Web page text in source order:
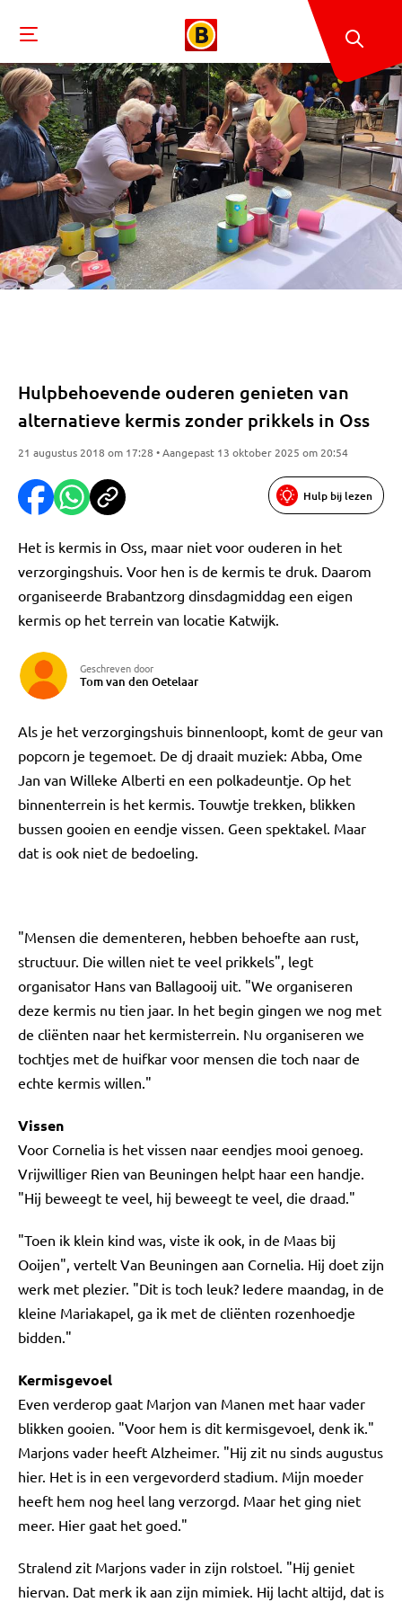
Hulpbehoevende ouderen genieten van
alternatieve kermis zonder prikkels in Oss
21 augustus 2018 om 17:28 • Aangepast 13 oktober 2025 om 20:54
Hulp bij lezen
Het is kermis in Oss, maar niet voor ouderen in het
verzorgingshuis. Voor hen is de kermis te druk. Daarom
organiseerde Brabantzorg dinsdagmiddag een eigen
kermis op het terrein van locatie Katwijk.
Geschreven door
Tom van den Oetelaar
Als je het verzorgingshuis binnenloopt, komt de geur van
popcorn je tegemoet. De dj draait muziek: Abba, Ome
Jan van Willeke Alberti en een polkadeuntje. Op het
binnenterrein is het kermis. Touwtje trekken, blikken
bussen gooien en eendje vissen. Geen spektakel. Maar
dat is ook niet de bedoeling.
"Mensen die dementeren, hebben behoefte aan rust,
structuur. Die willen niet te veel prikkels", legt
organisator Hans van Ballagooij uit. "We organiseren
deze kermis nu tien jaar. In het begin gingen we nog met
de cliënten naar het kermisterrein. Nu organiseren we
tochtjes met de huifkar voor mensen die toch naar de
echte kermis willen."
Vissen
Voor Cornelia is het vissen naar eendjes mooi genoeg.
Vrijwilliger Rien van Beuningen helpt haar een handje.
"Hij beweegt te veel, hij beweegt te veel, die draad."
"Toen ik klein kind was, viste ik ook, in de Maas bij
Ooijen", vertelt Van Beuningen aan Cornelia. Hij doet zijn
werk met plezier. "Dit is toch leuk? Iedere maandag, in de
kleine Mariakapel, ga ik met de cliënten rozenhoedje
bidden."
Kermisgevoel
Even verderop gaat Marjon van Manen met haar vader
blikken gooien. "Voor hem is dit kermisgevoel, denk ik."
Marjons vader heeft Alzheimer. "Hij zit nu sinds augustus
hier. Het is in een vergevorderd stadium. Mijn moeder
heeft hem nog heel lang verzorgd. Maar het ging niet
meer. Hier gaat het goed."
Stralend zit Marjons vader in zijn rolstoel. "Hij geniet
hiervan. Dat merk ik aan zijn mimiek. Hij lacht altijd, dat is